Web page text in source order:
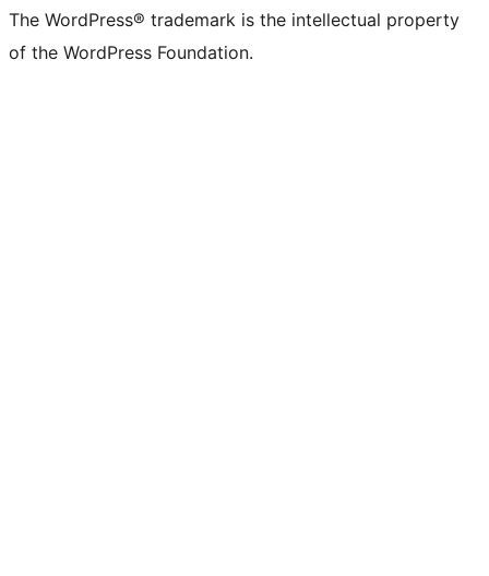
The WordPress® trademark is the intellectual property
of the WordPress Foundation.